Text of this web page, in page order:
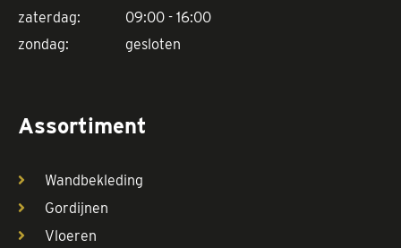
zaterdag:
09:00 - 16:00
zondag:
gesloten
Assortiment
Wandbekleding
Gordijnen
Vloeren